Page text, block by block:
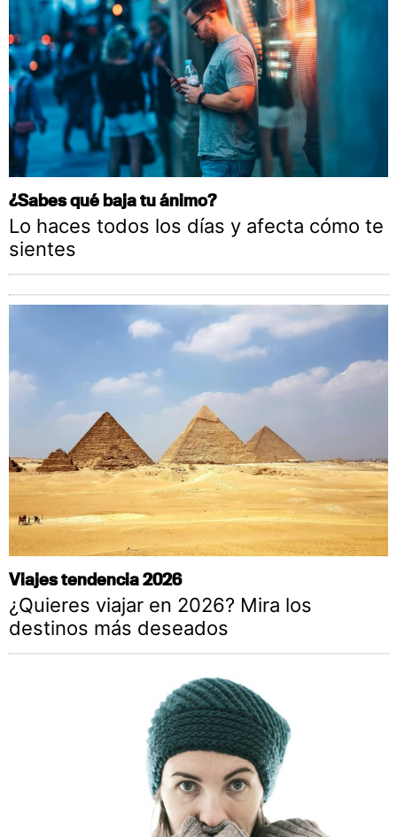
¿Sabes qué baja tu ánimo?
Lo haces todos los días y afecta cómo te
sientes
Viajes tendencia 2026
¿Quieres viajar en 2026? Mira los
destinos más deseados